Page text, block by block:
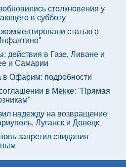
столкновения у
в субботу
статью о
действия в Газе, Ливане и
и Самарии
в Офарим: подробности
в Мекке: "Прямая
надежду на возвращение
Луганск и Донецк
запретил свидания